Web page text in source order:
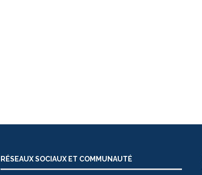
RÉSEAUX SOCIAUX ET COMMUNAUTÉ